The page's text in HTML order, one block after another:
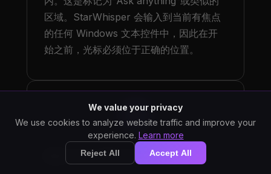
区域。StarWhisper 会输入到当前有焦点
的任何 Windows 文本控件中，因此在开
始之前，光标必须位于正确的位置。
4
按住 StarWhisper 快捷键
We value your privacy
We use cookies to analyze website traffic and improve your
experience. Learn more
Reject All Accept All